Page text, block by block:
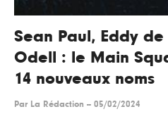
Sean Paul, Eddy de
Odell : le Main
14 nouveaux noms
Par La Rédaction -- 05/02/2024